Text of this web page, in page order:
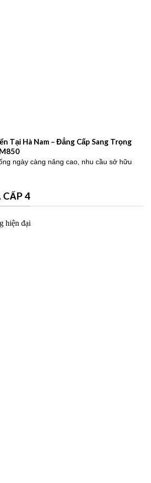
Tại Hà Nam – Đẳng Cấp Sang Trọng
ngày càng nâng cao, nhu cầu sở hữu
4